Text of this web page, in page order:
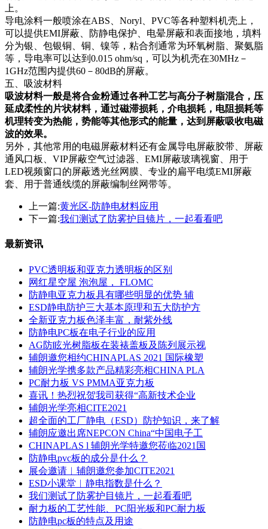
上。
导电涂料一般喷涂在ABS、Noryl、PVC等各种塑料机壳上，
可以提供EMI屏蔽、防静电保护、电晕屏蔽和表面接地，填料
分为银、包银铜、铜、镍等，粘合剂通常为环氧树脂、聚氨脂
等，导电率可以达到0.015 ohm/sq，可以为机壳在30MHz－
1GHz范围内提供60－80dB的屏蔽。
五、吸波材料
吸波材料一般是将合金粉通过各种工艺与高分子树脂混合，压
延成柔性的片状材料，通过磁滞损耗，介电损耗，电阻损耗等
机理转变为热能，势能等其他形式的能量，达到屏蔽吸收电磁
波的效果。
另外，其他常用的电磁屏蔽材料还有金属导电屏蔽胶带、屏蔽
通风口板、VIP屏蔽空气过滤器、EMI屏蔽玻璃视窗、用于
LED视频窗口的屏蔽透光丝网膜、专业的扁平电缆EMI屏蔽
套、用于普通线缆的屏蔽编制丝网带等。
上一篇:黄光区-防静电材料应用
下一篇:我们测试了防雾护目镜片，一起看看吧
最新资讯
PVC透明板和亚克力透明板的区别
网红星空屋 泡泡屋， FLOMC
防静电亚克力板具有哪些明显的优势 辅
ESD静电防护三大基本原理和五大防护方
全新亚克力板色泽丰富，耐紫外线
防静电PC板在电子行业的应用
AG防眩光树脂板在装裱盖板及陈列展示视
辅朗邀您相约CHINAPLAS 2021 国际橡塑
辅朗光学携多款产品精彩亮相CHINA PLA
PC耐力板 VS PMMA亚克力板
喜讯！热烈祝贺我司获得“高新技术企业
辅朗光学亮相CITE2021
超全面的工厂静电（ESD）防护知识，来了解
辅朗应邀出席NEPCON China“中国电子工
CHINAPLAS l 辅朗光学特邀您莅临2021国
防静电pvc板的成分是什么？
展会邀请︱辅朗邀您参加CITE2021
ESD小课堂︱静电指数是什么？
我们测试了防雾护目镜片，一起看看吧
耐力板的工艺性能、PC阳光板和PC耐力板
防静电pc板的特点及用途